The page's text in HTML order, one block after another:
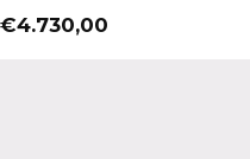
€4.730,00